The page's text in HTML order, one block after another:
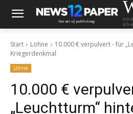
Start Löhne
10.000 € verpulvert - für
Kriegerdenkmal
Löhne
10.000 €
„Leuchtturm“